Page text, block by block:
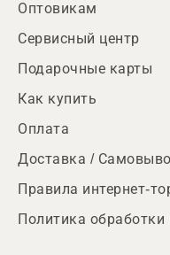
Оптовикам
Сервисный центр
Подарочные карты
Как купить
Оплата
Доставка /
Правила интернет-
Политика